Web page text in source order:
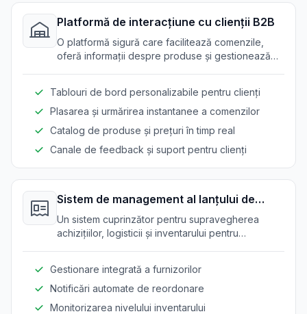
Platformă de interacțiune cu clienții B2B
O platformă sigură care facilitează comenzile,
oferă informații despre produse și gestionează
Tablouri de bord personalizabile pentru clienți
Plasarea și urmărirea instantanee a comenzilor
Catalog de produse și prețuri în timp real
Canale de feedback și suport pentru clienți
Sistem de management al lanțului de
aprovizionare
Un sistem cuprinzător pentru supravegherea
achizițiilor, logisticii și inventarului pentru
Gestionare integrată a furnizorilor
Notificări automate de reordonare
Monitorizarea nivelului inventarului